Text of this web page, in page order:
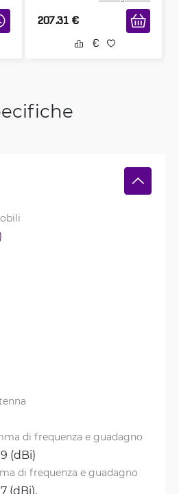
207.31 €
di frequenza e guadagno
(dBi)
di frequenza e guadagno
(dBi),